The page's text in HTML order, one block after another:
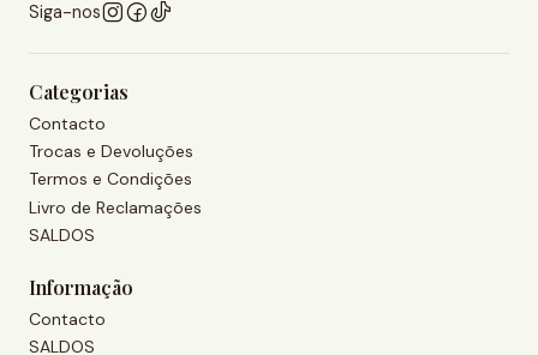
Siga-nos
Categorias
Contacto
Trocas e Devoluções
Termos e Condições
Livro de Reclamações
SALDOS
Informação
Contacto
SALDOS